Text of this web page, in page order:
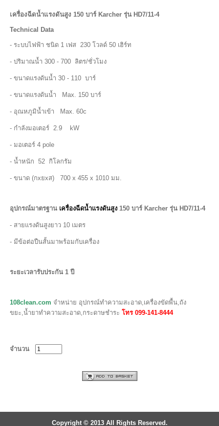
เครื่องฉีดน้ำแรงดันสูง 150 บาร์ Karcher รุ่น HD7/11-4
Technical Data
- ระบบไฟฟ้า ชนิด 1 เฟส 230 โวลด์ 50 เฮิร์ท
- ปริมาณน้ำ 300 - 700 ลิตร/ชั่วโมง
- ขนาดแรงดันน้ำ 30 - 110 บาร์
- ขนาดแรงดันน้ำ Max. 150 บาร์
- อุณหภูมิน้ำเข้า Max. 60c
- กำลังมอเตอร์ 2.9 kW
- มอเตอร์ 4 pole
- น้ำหนัก 52 กิโลกรัม
- ขนาด (กxยxส) 700 x 455 x 1010 มม.
อุปกรณ์มาตรฐาน เครื่องฉีดน้ำแรงดันสูง 150 บาร์ Karcher รุ่น HD7/11-4
- สายแรงดันสูงยาว 10 เมตร
- มีข้อต่อปืนสั้นมาพร้อมกับเครื่อง
ระยะเวลารับประกัน 1 ปี
108clean.com จำหน่าย อุปกรณ์ทำความสะอาด,เครื่องขัดพื้น,ถัง
ขยะ,น้ำยาทำความสะอาด,กระดาษชำระ โทร 099-141-8444
จำนวน
Copyright © 2013 All Rights Reserved.